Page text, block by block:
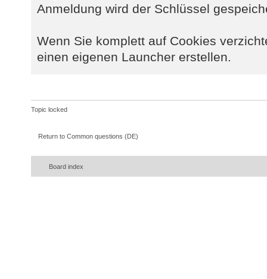
Anmeldung wird der Schlüssel
Wenn Sie komplett auf Cookies
einen eigenen Launcher erstellen.
Topic locked
Return to Common questions (DE)
Board index